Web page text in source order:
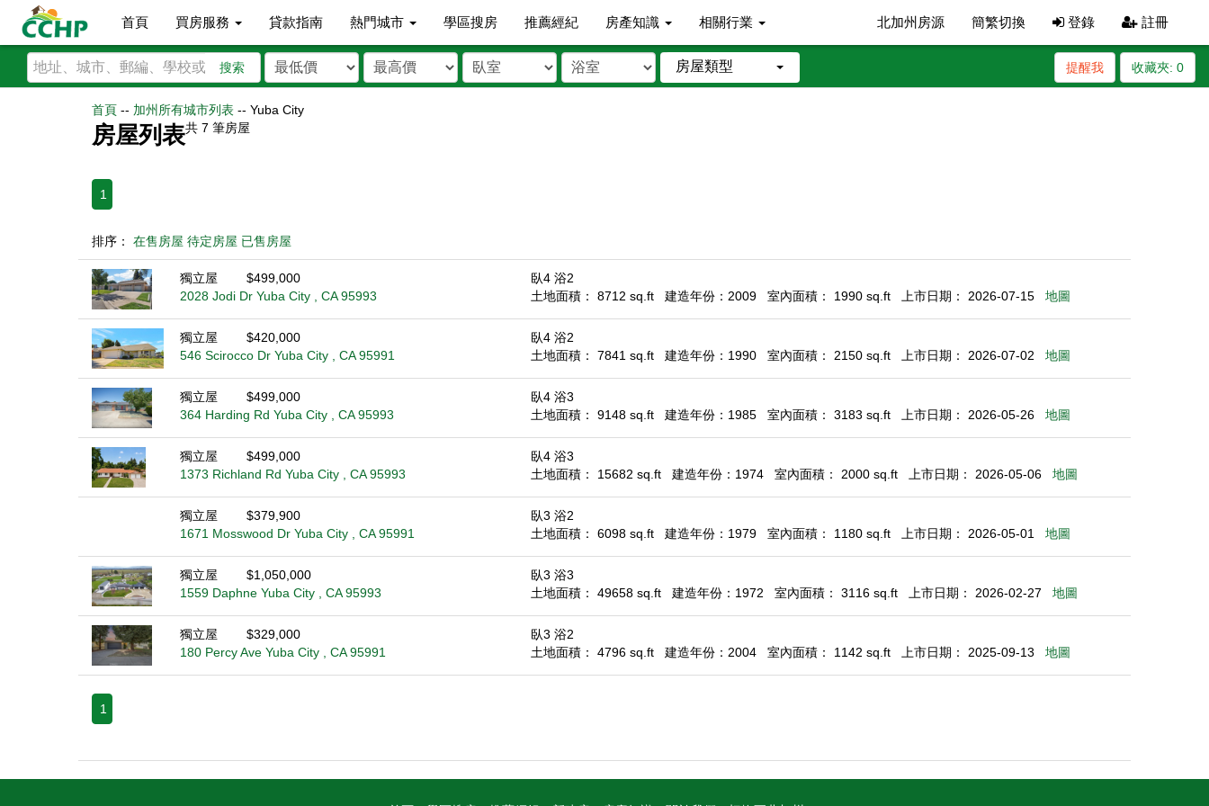
首頁 買房服務 貸款指南 熱門城市 學區搜房 推薦經紀 房產知識 相關行業 北加州房源 簡繁切換 登錄 註冊
搜索 房屋類型 收藏夾: 0
提醒我
首頁 -- 加州所有城市列表 -- Yuba City
房屋列表共 7 筆房屋
1
排序： 在售房屋 待定房屋 已售房屋
獨立屋
$499,000
2028 Jodi Dr Yuba City , CA 95993
臥4 浴2
土地面積： 8712 sq.ft
建造年份：2009 室內面積： 1990 sq.ft 上市日期： 2026-07-15 地圖
獨立屋
$420,000
546 Scirocco Dr Yuba City , CA 95991
臥4 浴2
土地面積： 7841 sq.ft
建造年份：1990 室內面積： 2150 sq.ft 上市日期： 2026-07-02 地圖
獨立屋
$499,000
364 Harding Rd Yuba City , CA 95993
臥4 浴3
土地面積： 9148 sq.ft
建造年份：1985 室內面積： 3183 sq.ft 上市日期： 2026-05-26 地圖
獨立屋
$499,000
1373 Richland Rd Yuba City , CA 95993
臥4 浴3
土地面積： 15682 sq.ft
建造年份：1974 室內面積： 2000 sq.ft 上市日期： 2026-05-06 地圖
獨立屋
$379,900
1671 Mosswood Dr Yuba City , CA 95991
臥3 浴2
土地面積： 6098 sq.ft
建造年份：1979 室內面積： 1180 sq.ft 上市日期： 2026-05-01 地圖
獨立屋
$1,050,000
1559 Daphne Yuba City , CA 95993
臥3 浴3
土地面積： 49658 sq.ft
建造年份：1972 室內面積： 3116 sq.ft 上市日期： 2026-02-27 地圖
獨立屋
$329,000
180 Percy Ave Yuba City , CA 95991
臥3 浴2
土地面積： 4796 sq.ft
建造年份：2004 室內面積： 1142 sq.ft 上市日期： 2025-09-13 地圖
1